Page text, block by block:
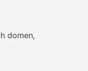
domen,